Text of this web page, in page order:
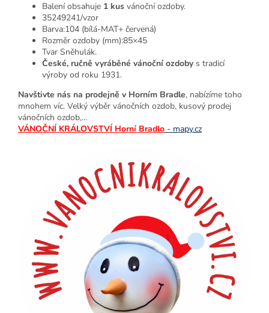
Balení obsahuje 1 kus vánoční ozdoby.
35249241/vzor
Barva:104 (bílá-MAT+ červená)
Rozměr ozdoby (mm):85×45
Tvar Sněhulák.
České, ručně vyráběné vánoční ozdoby s tradicí
výroby od roku 1931.
Navštivte nás na prodejně v Horním Bradle, nabízíme toho
mnohem víc. Velký výběr vánočních ozdob, kusový prodej
vánočních ozdob,...
VÁNOČNÍ KRÁLOVSTVÍ Horní Bradlo - mapy.cz